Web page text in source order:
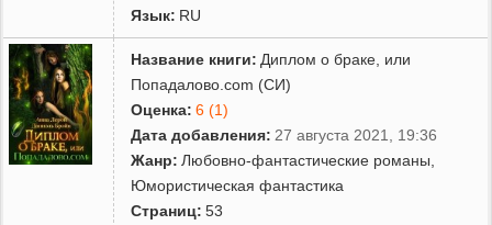
Язык: RU
Название книги: Диплом о браке, или
Попадалово.com (СИ)
Оценка: 6 (1)
Дата добавления: 27 августа 2021, 19:36
Жанр: Любовно-фантастические романы
Юмористическая фантастика
Страниц: 53